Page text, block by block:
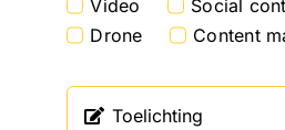
Video
Social
Drone
Content